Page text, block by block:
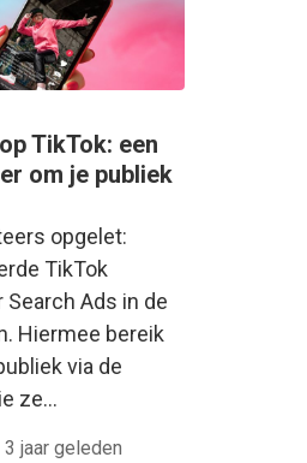
TikTok: een
om je publiek
opgelet:
TikTok
Search Ads in de
Hiermee bereik
via de
ze…
3 jaar geleden